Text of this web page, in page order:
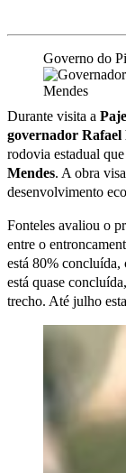
Governo do
Durante visita a
governador Rafael
rodovia estadual
Mendes. A obra
desenvolvimento
Fonteles avaliou o
entre o
está 80%
está quase
trecho. Até julho